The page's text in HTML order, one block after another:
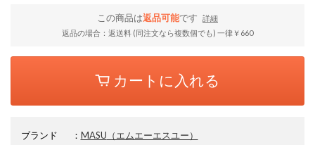
この商品は返品可能です
詳細
返品の場合：返送料 (同注文なら複数個でも) 一律￥660
カートに入れる
ブランド ： MASU （エムエーエスユー）